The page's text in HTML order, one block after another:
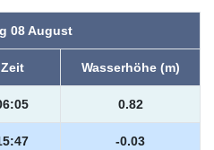
08 August
Zeit Wasserhöhe (m)
0.82
-0.03